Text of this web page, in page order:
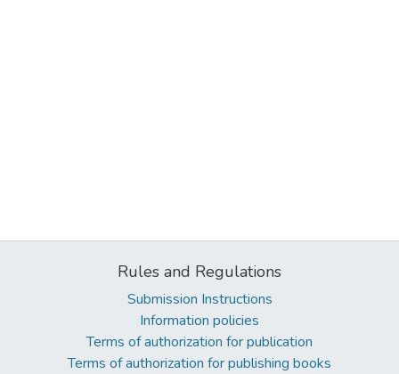
Rules and Regulations
Submission Instructions
Information policies
Terms of authorization for publication
Terms of authorization for publishing books